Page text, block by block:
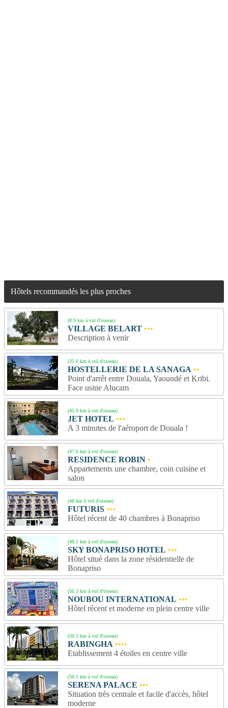
Hôtels recommandés les plus proches
(8.9 km à vol d'oiseau)
VILLAGE BELART •••
Description à venir
(35.6 km à vol d'oiseau)
HOSTELLERIE DE LA SANAGA ••
Point d'arrêt entre Douala, Yaoundé et Kribi.
Face usine Alucam
(45.9 km à vol d'oiseau)
JET HOTEL •••
A 3 minutes de l'aéroport de Douala !
(47.6 km à vol d'oiseau)
RESIDENCE ROBIN •
Appartements une chambre, coin cuisine et
salon
(48 km à vol d'oiseau)
FUTURIS •••
Hôtel récent de 40 chambres à Bonapriso
(48.1 km à vol d'oiseau)
SKY BONAPRISO HOTEL •••
Hôtel situé dans la zone résidentielle de
Bonapriso
(50.3 km à vol d'oiseau)
NOUBOU INTERNATIONAL •••
Hôtel récent et moderne en plein centre ville
(50.3 km à vol d'oiseau)
RABINGHA ••••
Etablissement 4 étoiles en centre ville
(50.5 km à vol d'oiseau)
SERENA PALACE •••
Situation très centrale et facile d'accès, hôtel
moderne